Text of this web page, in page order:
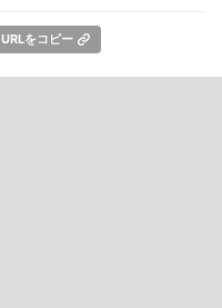
URLをコピー